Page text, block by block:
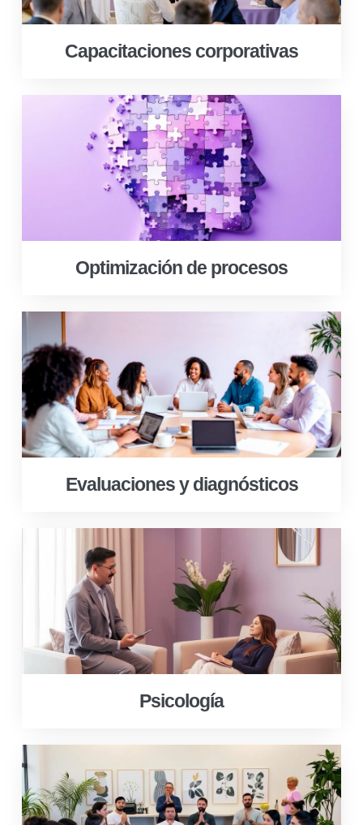
Capacitaciones corporativas
Optimización de procesos
Evaluaciones y diagnósticos
Psicología